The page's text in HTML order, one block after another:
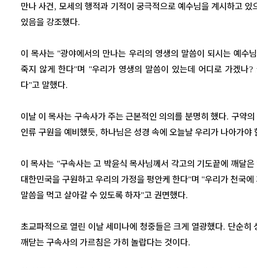
만나 사건,모세의 행적과 기적이 궁극적으로 예수님을 계시하고 있
있음을 강조했다.
이 목사는 "광야에서의 만나는 우리의 영생의 말씀이 되시는 예수
죽지 않게 한다"며 "우리가 영생의 말씀이 있는데 어디로 가겠나?
다"고 말했다.
이날 이 목사는 구속사가 주는 근본적인 의의를 분명히 했다.구약의
인류 구원을 예비했듯, 하나님은 성경 속에 오늘날 우리가 나아가
이 목사는 "구속사는 고 박윤식 목사님께서 각고의 기도끝에 깨달은
대한민국을 구원하고 우리의 가정을 평안케 한다"며 "우리가 천국에
말씀을 먹고 살아갈 수 있도록 하자"고 권면했다.
초교파적으로 열린 이날 세미나에 청중들은 크게 열광했다. 단순히
깨닫는 구속사의 가르침은 가히 놀랍다는 것이다.